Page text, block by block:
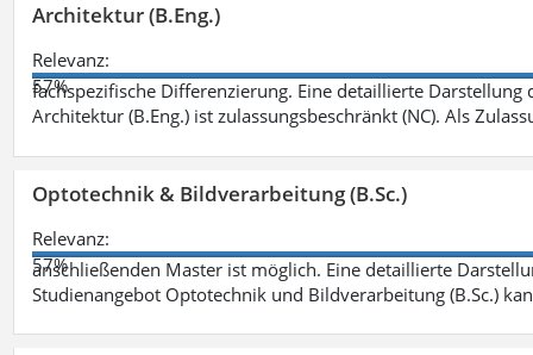
Architektur (B.Eng.)
Relevanz:
57%
fachspezifische Differenzierung. Eine detaillierte
Architektur (B.Eng.) ist zulassungsbeschränkt (NC). Als
Optotechnik & Bildverarbeitung (B.Sc.)
Relevanz:
57%
anschließenden Master ist möglich. Eine detaillierte
Studienangebot Optotechnik und Bildverarbeitung (B.Sc.)